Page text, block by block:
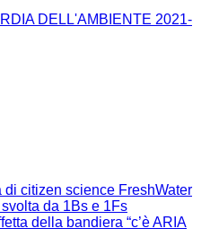
DELL'AMBIENTE 2021-
di citizen science FreshWater
da 1Bs e 1Fs
della bandiera “c’è ARIA